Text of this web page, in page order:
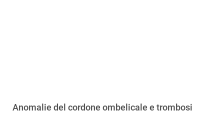
Anomalie del cordone ombelicale e trombosi